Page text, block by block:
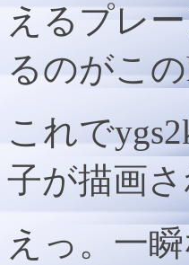
えるプレ
るのがこ
これで
子が描画
えっ。一